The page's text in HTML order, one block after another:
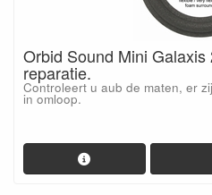
Orbid Sound Mini
reparatie.
Controleert u aub de maten, er
in omloop.